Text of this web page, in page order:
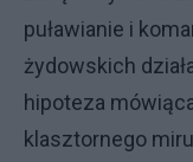
puławianie i
żydowskich
hipoteza
klasztornego